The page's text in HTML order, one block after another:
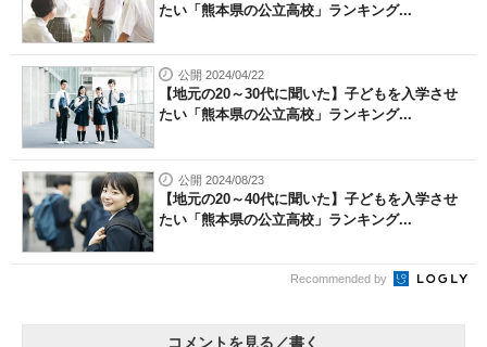
たい「熊本県の公立高校」ランキング...
公開 2024/04/22
【地元の20～30代に聞いた】子どもを入学させ
たい「熊本県の公立高校」ランキング...
公開 2024/08/23
【地元の20～40代に聞いた】子どもを入学させ
たい「熊本県の公立高校」ランキング...
Recommended by
コメントを見る／書く